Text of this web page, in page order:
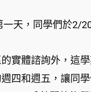
天，同學們於2/
實體諮詢外，這
四和週五，讓同